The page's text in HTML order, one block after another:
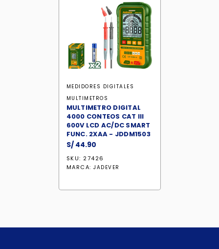
MEDIDORES DIGITALES
MULTIMETROS
MULTIMETRO DIGITAL
4000 CONTEOS CAT III
600V LCD AC/DC SMART
FUNC. 2XAA - JDDM1503
S/44.90
SKU: 27426
MARCA: JADEVER